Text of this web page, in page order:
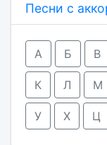
Песни с
А Б В
К Л М
У Х Ц